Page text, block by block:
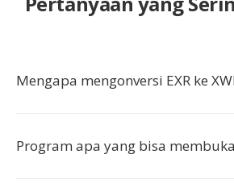
Mengapa mengonversi EXR ke
Program apa yang bisa